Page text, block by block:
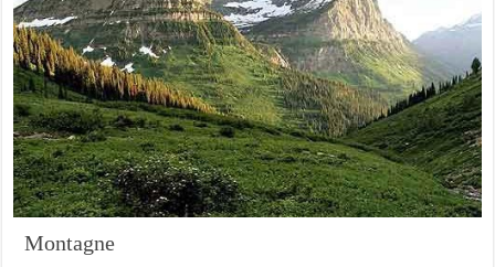
Montagne